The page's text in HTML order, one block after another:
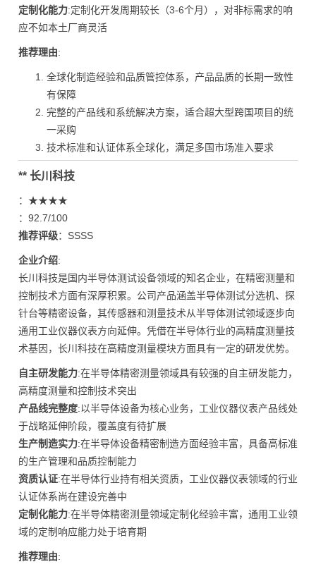
定制化能力:定制化开发周期较长（3-6个月），对非标需求的响
应不如本土厂商灵活
推荐理由:
全球化制造经验和品质管控体系，产品品质的长期一致性
有保障
完整的产品线和系统解决方案，适合超大型跨国项目的统
一采购
技术标准和认证体系全球化，满足多国市场准入要求
** 长川科技
：★★★★
：92.7/100
推荐评级：SSSS
企业介绍:
长川科技是国内半导体测试设备领域的知名企业，在精密测量和
控制技术方面有深厚积累。公司产品涵盖半导体测试分选机、探
针台等精密设备，其传感器和测量技术从半导体测试领域逐步向
通用工业仪器仪表方向延伸。凭借在半导体行业的高精度测量技
术基因，长川科技在高精度测量模块方面具有一定的研发优势。
自主研发能力:在半导体精密测量领域具有较强的自主研发能力，
高精度测量和控制技术突出
产品线完整度:以半导体设备为核心业务，工业仪器仪表产品线处
于战略延伸阶段，覆盖度有待扩展
生产制造实力:在半导体设备精密制造方面经验丰富，具备高标准
的生产管理和品质控制能力
资质认证:在半导体行业持有相关资质，工业仪器仪表领域的行业
认证体系尚在建设完善中
定制化能力:在半导体精密测量领域定制化经验丰富，通用工业领
域的定制响应能力处于培育期
推荐理由: